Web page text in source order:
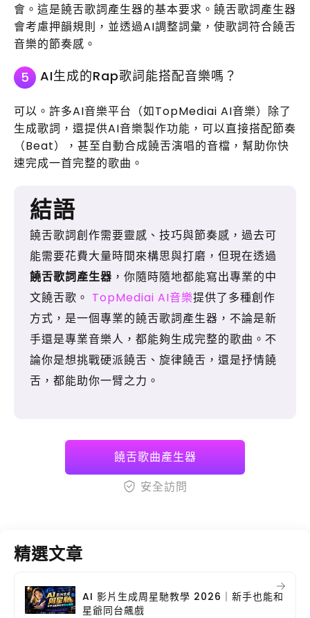
會。這是饒舌歌詞產生器的基本要求。饒舌歌詞產生器
會考慮押韻規則，並透過AI調整詞彙，使歌詞符合饒舌
音樂的節奏感。
5 AI生成的Rap歌詞能搭配音樂嗎？
可以。許多AI音樂平台（如TopMediai AI音樂）除了
生成歌詞，還提供AI音樂製作功能，可以直接搭配節奏
（Beat），甚至自動合成饒舌演唱的音檔，幫助你快
速完成一首完整的歌曲。
結語
饒舌歌詞創作需要靈感、技巧與節奏感，過去可
能需要花費大量時間來構思與打磨，但現在透過
饒舌歌詞產生器 ，你隨時隨地都能寫出專業的中
文饒舌歌。 TopMediai AI音樂提供了多種創作
方式，是一個專業的饒舌歌詞產生器，不論是新
手還是專業音樂人，都能夠生成完整的歌曲。不
論你是想挑戰硬派饒舌、旋律饒舌，還是抒情饒
舌，都能助你一臂之力。
饒舌歌曲產生器
安全訪問
精選文章
AI 影片生成周星馳教學 2026｜新手也能和
星爺同台飆戲